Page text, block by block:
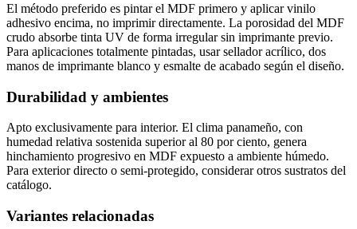
El método preferido es pintar el MDF primero y aplicar vinilo
adhesivo encima, no imprimir directamente. La porosidad del MDF
crudo absorbe tinta UV de forma irregular sin imprimante previo.
Para aplicaciones totalmente pintadas, usar sellador acrílico, dos
manos de imprimante blanco y esmalte de acabado según el diseño.
Durabilidad y ambientes
Apto exclusivamente para interior. El clima panameño, con
humedad relativa sostenida superior al 80 por ciento, genera
hinchamiento progresivo en MDF expuesto a ambiente húmedo.
Para exterior directo o semi-protegido, considerar otros sustratos del
catálogo.
Variantes relacionadas